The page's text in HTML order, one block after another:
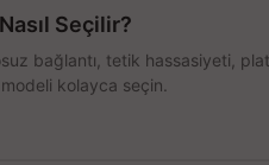
Seçilir?
bağlantı, tetik hassasiyeti,
kolayca seçin.